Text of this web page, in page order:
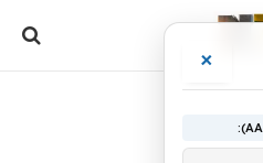
×